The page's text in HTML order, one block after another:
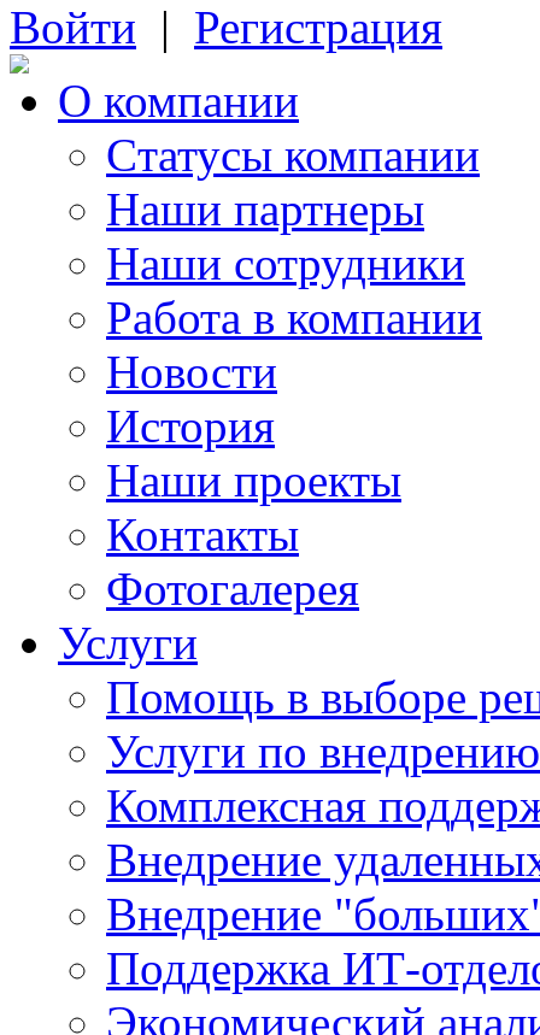
Войти | Регистрация
О компании
Cтатусы компании
Наши партнеры
Наши сотрудники
Работа в компании
Новости
История
Наши проекты
Контакты
Фотогалерея
Услуги
Помощь в выборе
Услуги по внедрению
Комплексная
Внедрение
Внедрение
Поддержка ИТ-
Экономический